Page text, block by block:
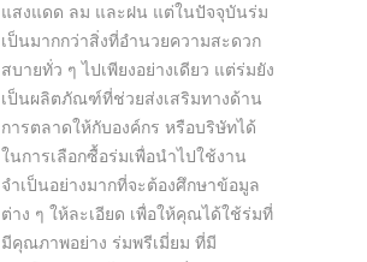
แสงแดด ลม และฝน แต่ในปัจจุบันร่ม
เป็นมากกว่าสิ่งที่อำนวยความสะดวก
สบายทั่ว ๆ ไปเพียงอย่างเดียว แต่ร่มยัง
เป็นผลิตภัณฑ์ที่ช่วยส่งเสริมทางด้าน
การตลาดให้กับองค์กร หรือบริษัทได้
ในการเลือกซื้อร่มเพื่อนำไปใช้งาน
จำเป็นอย่างมากที่จะต้องศึกษาข้อมูล
ต่าง ๆ ให้ละเอียด เพื่อให้คุณได้ใช้ร่มที่
มีคุณภาพอย่าง ร่มพรีเมี่ยม ที่มี